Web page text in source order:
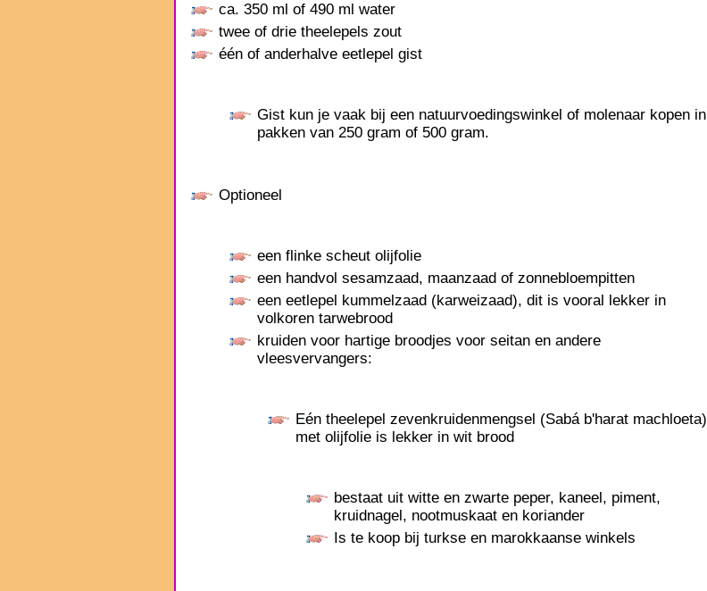
ca. 350 ml of 490 ml water
twee of drie theelepels zout
één of anderhalve eetlepel gist
Gist kun je vaak bij een natuurvoedingswinkel of molenaar kopen in
pakken van 250 gram of 500 gram.
Optioneel
een flinke scheut olijfolie
een handvol sesamzaad, maanzaad of zonnebloempitten
een eetlepel kummelzaad (karweizaad), dit is vooral lekker in
volkoren tarwebrood
kruiden voor hartige broodjes voor seitan en andere
vleesvervangers:
Eén theelepel zevenkruidenmengsel (Sabá b'harat machloeta)
met olijfolie is lekker in wit brood
bestaat uit witte en zwarte peper, kaneel, piment,
kruidnagel, nootmuskaat en koriander
Is te koop bij turkse en marokkaanse winkels